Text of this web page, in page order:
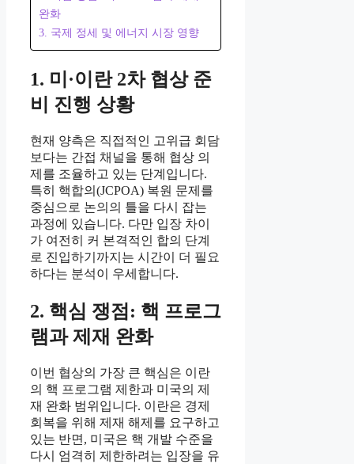
완화
3. 국제 정세 및 에너지 시장 영향
1. 미·이란 2차 협상 준
비 진행 상황
현재 양측은 직접적인 고위급 회담
보다는 간접 채널을 통해 협상 의
제를 조율하고 있는 단계입니다.
특히 핵합의(JCPOA) 복원 문제를
중심으로 논의의 틀을 다시 잡는
과정에 있습니다. 다만 입장 차이
가 여전히 커 본격적인 합의 단계
로 진입하기까지는 시간이 더 필요
하다는 분석이 우세합니다.
2. 핵심 쟁점: 핵 프로그
램과 제재 완화
이번 협상의 가장 큰 핵심은 이란
의 핵 프로그램 제한과 미국의 제
재 완화 범위입니다. 이란은 경제
회복을 위해 제재 해제를 요구하고
있는 반면, 미국은 핵 개발 수준을
다시 엄격히 제한하려는 입장을 유